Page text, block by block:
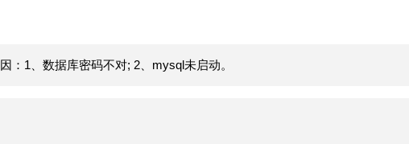
：1、数据库密码不对; 2、mysql未启动。